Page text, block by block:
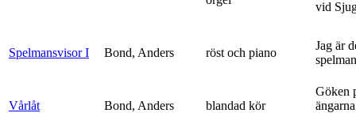
vid
Spelmansvisor I Bond, Anders röst och piano
Jag är
spelman
Vårlåt Bond, Anders blandad kör
Göken